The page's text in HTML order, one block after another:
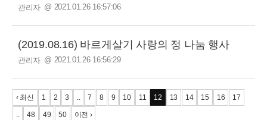
관리자 @ 2021.01.26 16:57:06
(2019.08.16) 바르게살기 사랑의 정 나눔 행사
관리자 @ 2021.01.26 16:56:29
‹ 최신 1 2 3 .. 7 8 9 10 11 12 13 14 15 16 17
.. 48 49 50 이전 ›